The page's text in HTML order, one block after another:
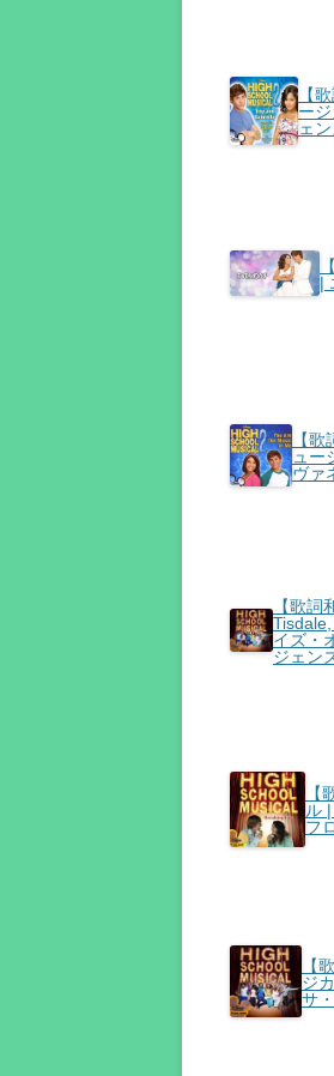
【
ー
ェ
|
【
ュー
ヴァ
【歌
イズ・
ジェン
ル
フ
【
ジ
サ